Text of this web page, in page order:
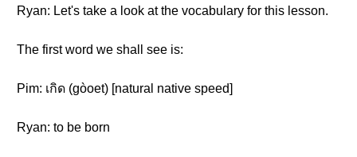
Ryan: Let's take a look at the vocabulary for this lesson.
The first word we shall see is:
Pim: เกิด (gòoet) [natural native speed]
Ryan: to be born